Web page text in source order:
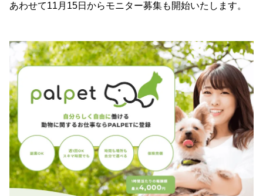
あわせて11月15日からモニター募集も開始いたします。